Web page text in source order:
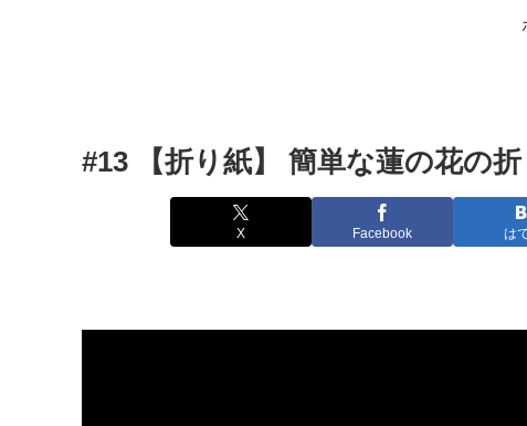
#13 【折り紙】 簡単な蓮の花の
X Facebook は